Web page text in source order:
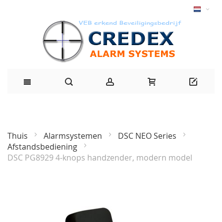
Thuis Alarmsystemen
DSC NEO Series
Afstandsbediening
DSC PG8929 4-knops handzender, modern model